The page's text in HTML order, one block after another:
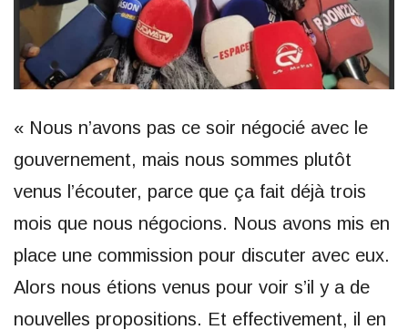
« Nous n’avons pas ce soir négocié avec le
gouvernement, mais nous sommes plutôt
venus l’écouter, parce que ça fait déjà trois
mois que nous négocions. Nous avons mis en
place une commission pour discuter avec eux.
Alors nous étions venus pour voir s’il y a de
nouvelles propositions. Et effectivement, il en